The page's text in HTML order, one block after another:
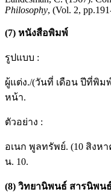
Philosophy, (Vol. 2,
(7) หนังสือพิมพ์
รูปแบบ :
ผู้แต่ง./(วันที่ เดือน ปีที่พิม
หน้า.
ตัวอย่าง :
อเนก พูลทรัพย์. (10 สิงห
น. 10.
(8) วิทยานิพนธ์ สารนิพน